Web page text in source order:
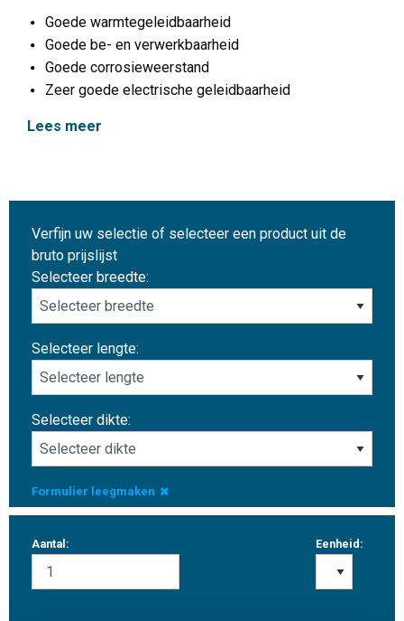
Goede warmtegeleidbaarheid
Goede be- en verwerkbaarheid
Goede corrosieweerstand
Zeer goede electrische geleidbaarheid
Lees meer
Verfijn uw selectie of selecteer een product uit de
bruto prijslijst
Selecteer breedte:
Selecteer lengte:
Selecteer dikte:
Formulier leegmaken
Aantal: Eenheid: